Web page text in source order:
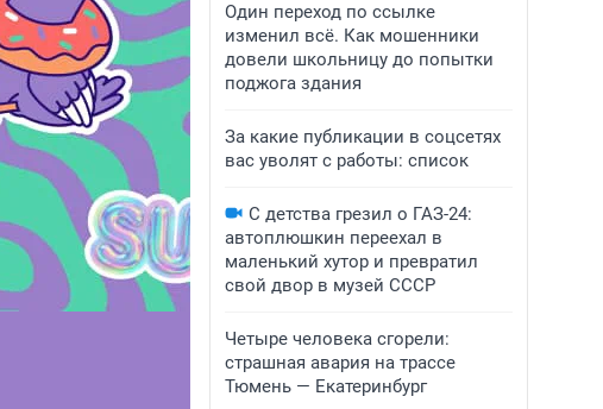
Один переход по ссылке
изменил всё. Как мошенники
довели школьницу до попытки
поджога здания
За какие публикации в соцсетях
вас уволят с работы: список
С детства грезил о ГАЗ-24:
автоплюшкин переехал в
маленький хутор и превратил
свой двор в музей СССР
Четыре человека сгорели:
страшная авария на трассе
Тюмень — Екатеринбург